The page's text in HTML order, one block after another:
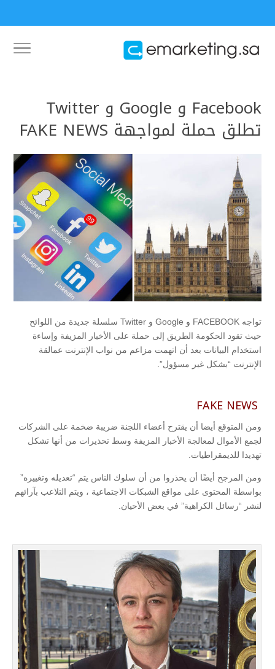
Facebook و Google و Twitter
تطلق حملة لمواجهة FAKE NEWS
تواجه FACEBOOK و Google و Twitter سلسلة جديدة من اللوائح
حيث تقود الحكومة الطريق إلى حملة على الأخبار المزيفة وإساءة
استخدام البيانات بعد أن اتهمت مزاعم من نواب الإنترنت عمالقة
الإنترنت “بشكل غير مسؤول”.
FAKE NEWS
ومن المتوقع أيضا أن يقترح أعضاء اللجنة ضريبة ضخمة على الشركات
لجمع الأموال لمعالجة الأخبار المزيفة وسط تحذيرات من أنها تشكل
تهديدا للديمقراطيات.
ومن المرجح أيضًا أن يحذروا من أن سلوك الناس يتم “تعديله وتغييره”
بواسطة المحتوى على مواقع الشبكات الاجتماعية ، ويتم التلاعب بآرائهم
لنشر “رسائل الكراهية” في بعض الأحيان.